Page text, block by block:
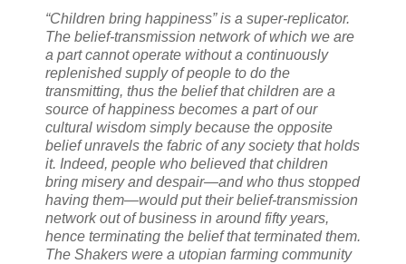
“Children bring happiness” is a super-replicator.
The belief-transmission network of which we are
a part cannot operate without a continuously
replenished supply of people to do the
transmitting, thus the belief that children are a
source of happiness becomes a part of our
cultural wisdom simply because the opposite
belief unravels the fabric of any society that holds
it. Indeed, people who believed that children
bring misery and despair—and who thus stopped
having them—would put their belief-transmission
network out of business in around fifty years,
hence terminating the belief that terminated them.
The Shakers were a utopian farming community